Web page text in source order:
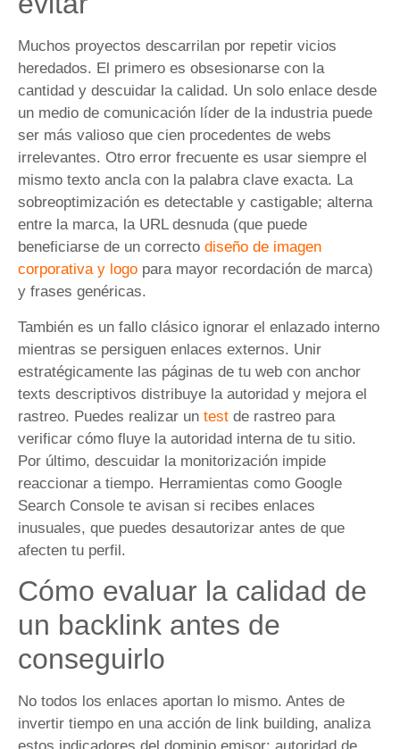
Muchos proyectos descarrilan por repetir vicios
heredados. El primero es obsesionarse con la
cantidad y descuidar la calidad. Un solo enlace desde
un medio de comunicación líder de la industria puede
ser más valioso que cien procedentes de webs
irrelevantes. Otro error frecuente es usar siempre el
mismo texto ancla con la palabra clave exacta. La
sobreoptimización es detectable y castigable; alterna
entre la marca, la URL desnuda (que puede
beneficiarse de un correcto diseño de imagen
corporativa y logo para mayor recordación de marca)
y frases genéricas.
También es un fallo clásico ignorar el enlazado interno
mientras se persiguen enlaces externos. Unir
estratégicamente las páginas de tu web con anchor
texts descriptivos distribuye la autoridad y mejora el
rastreo. Puedes realizar un test de rastreo para
verificar cómo fluye la autoridad interna de tu sitio.
Por último, descuidar la monitorización impide
reaccionar a tiempo. Herramientas como Google
Search Console te avisan si recibes enlaces
inusuales, que puedes desautorizar antes de que
afecten tu perfil.
Cómo evaluar la calidad de
un backlink antes de
conseguirlo
No todos los enlaces aportan lo mismo. Antes de
invertir tiempo en una acción de link building, analiza